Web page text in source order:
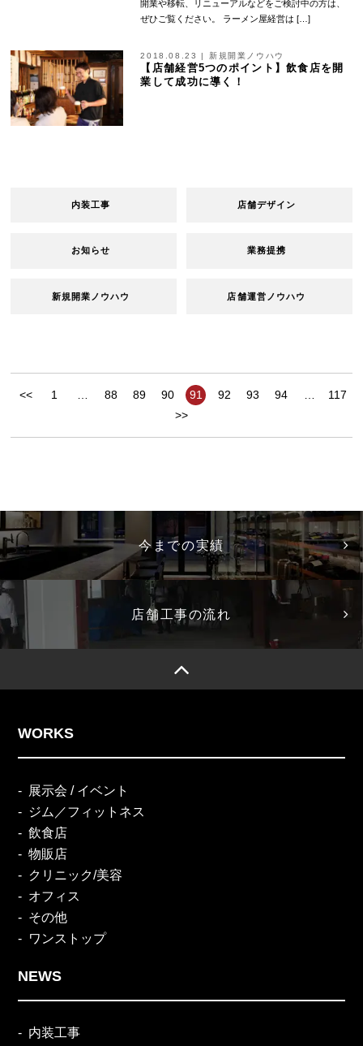
開業や移転、リニューアルなどをご検討中の方は、
ぜひご覧ください。 ラーメン屋経営は […]
2018.08.23 新規開業ノウハウ
【店舗経営5つのポイント】飲食店を開
業して成功に導く！
内装工事 店舗デザイン
お知らせ 業務提携
新規開業ノウハウ 店舗運営ノウハウ
<< 1 88 89 90 91 92 93 94
117
>>
今までの実績
店舗工事の流れ
WORKS
展示会 / イベント
ジム／フィットネス
飲食店
物販店
クリニック/美容
オフィス
その他
ワンストップ
NEWS
内装工事